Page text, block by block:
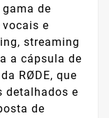
de
e
streaming
a cápsula de
RØDE, que
detalhados e
de